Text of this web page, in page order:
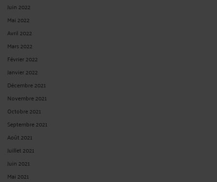
Juin 2022
Mai 2022
Avril 2022
Mars 2022
Février 2022
Janvier 2022
Décembre 2021
Novembre 2021
Octobre 2021
Septembre 2021
Août 2021
Juillet 2021
Juin 2021
Mai 2021